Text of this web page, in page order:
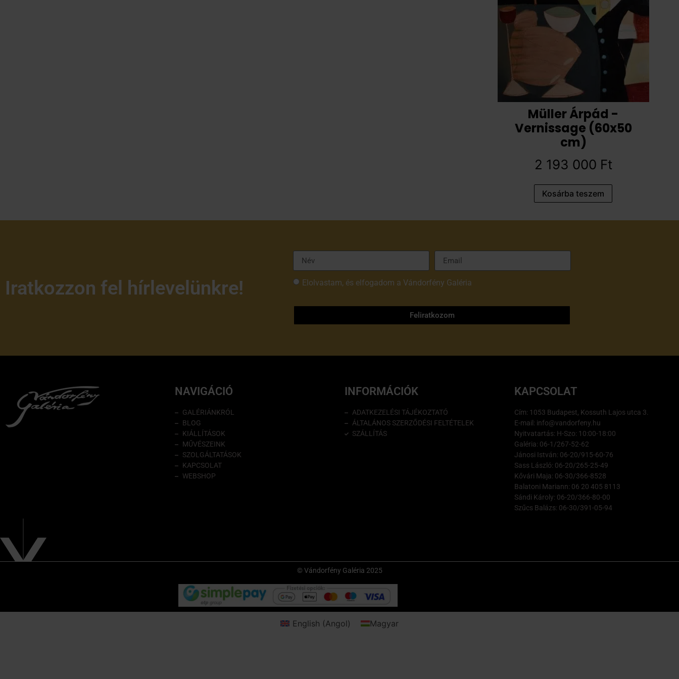
Müller Árpád -
Vernissage (60x50
cm)
2 193 000 Ft
Kosárba teszem
Iratkozzon fel hírlevelünkre! Elolvastam, és elfogadom a Vándorfény Galéria
Feliratkozom
NAVIGÁCIÓ
GALÉRIÁNKRÓL
BLOG
KIÁLLÍTÁSOK
MŰVÉSZEINK
SZOLGÁLTATÁSOK
KAPCSOLAT
WEBSHOP
INFORMÁCIÓK
ADATKEZELÉSI TÁJÉKOZTATÓ
ÁLTALÁNOS SZERZŐDÉSI FELTÉTELEK
SZÁLLÍTÁS
KAPCSOLAT
Cím: 1053 Budapest, Kossuth Lajos utca 3.
E-mail: info@vandorfeny.hu
Nyitvatartás: H-Szo: 10:00-18:00
Galéria: 06-1/267-52-62
Jánosi István: 06-20/915-60-76
Sass László: 06-20/265-25-49
Kővári Maja: 06-30/366-8528
Balatoni Mariann: 06 20 405 8113
Sándi Károly: 06-20/366-80-00
Szűcs Balázs: 06-30/391-05-94
© Vándorfény Galéria 2025
English (Angol) Magyar